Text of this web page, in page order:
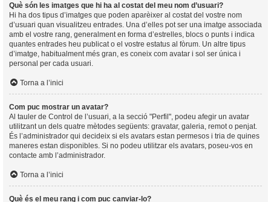
Què són les imatges que hi ha al costat del meu nom d’usuari?
Hi ha dos tipus d’imatges que poden aparèixer al costat del vostre nom
d’usuari quan visualitzeu entrades. Una d’elles pot ser una imatge associada
amb el vostre rang, generalment en forma d’estrelles, blocs o punts i indica
quantes entrades heu publicat o el vostre estatus al fòrum. Un altre tipus
d’imatge, habitualment més gran, es coneix com avatar i sol ser única i
personal per cada usuari.
Torna a l’inici
Com puc mostrar un avatar?
Al tauler de Control de l’usuari, a la secció "Perfil", podeu afegir un avatar
utilitzant un dels quatre mètodes següents: gravatar, galeria, remot o penjat.
És l’administrador qui decideix si els avatars estan permesos i tria de quines
maneres estan disponibles. Si no podeu utilitzar els avatars, poseu-vos en
contacte amb l’administrador.
Torna a l’inici
Què és el meu rang i com puc canviar-lo?